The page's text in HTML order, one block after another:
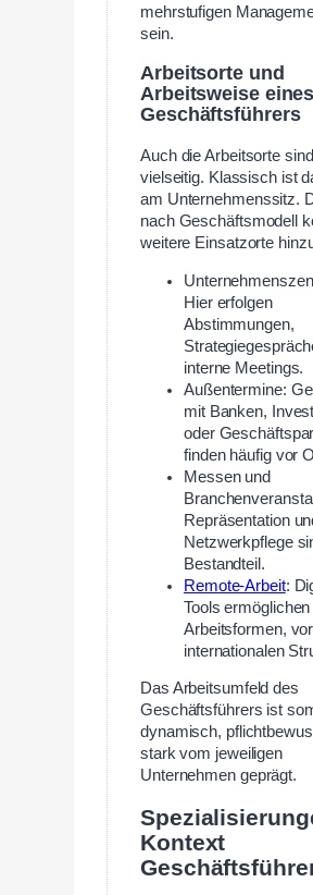
mehrstufigen
sein.
Arbeitsorte und
Arbeitsweise eines
Geschäftsführers
Auch die Arbeitsorte sind
vielseitig. Klassisch ist
am Unternehmenssitz.
nach Geschäftsmodell
weitere Einsatzorte
Hier erfolgen
Abstimmungen,
interne Meetings.
Außentermine:
mit Banken,
oder
finden häufig vor
Messen und
Repräsentation
Netzwerkpflege
Bestandteil.
Remote-Arbeit:
Tools
Arbeitsformen,
internationalen
Das Arbeitsumfeld des
Geschäftsführers ist
dynamisch,
stark vom jeweiligen
Unternehmen geprägt.
Kontext